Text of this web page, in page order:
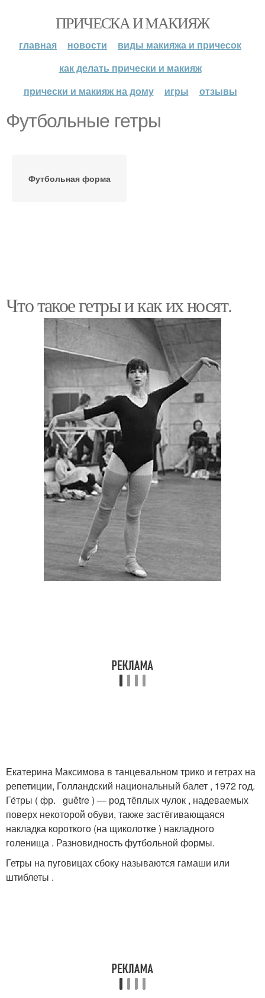
ПРИЧЕСКА И МАКИЯЖ
главная новости
виды макияжа и причесок
как делать прически и макияж
прически и макияж на дому
игры отзывы
Футбольные гетры
Футбольная форма
Что такое гетры и как их носят.
Екатерина Максимова в танцевальном трико и гетрах на
репетиции, Голландский национальный балет , 1972 год.
Ге́тры ( фр. guêtre ) — род тёплых чулок , надеваемых
поверх некоторой обуви, также застёгивающаяся
накладка короткого (на щиколотке ) накладного
голенища . Разновидность футбольной формы.
Гетры на пуговицах сбоку называются гамаши или
штиблеты .